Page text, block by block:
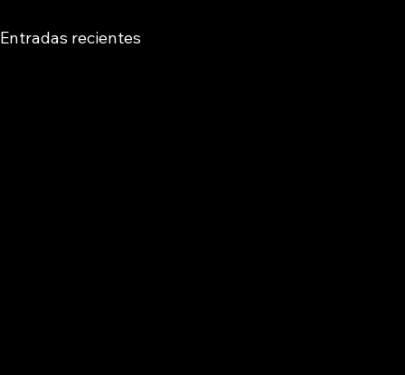
Entradas recientes